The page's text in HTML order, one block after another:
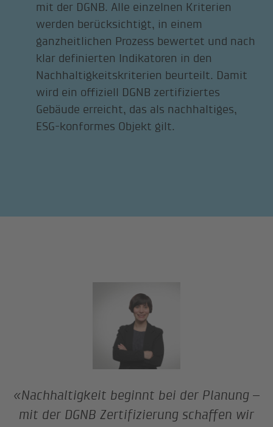
mit der DGNB. Alle einzelnen Kriterien
werden berücksichtigt, in einem
ganzheitlichen Prozess bewertet und nach
klar definierten Indikatoren in den
Nachhaltigkeitskriterien beurteilt. Damit
wird ein offiziell DGNB zertifiziertes
Gebäude erreicht, das als nachhaltiges,
ESG-konformes Objekt gilt.
«Nachhaltigkeit beginnt bei der Planung –
mit der DGNB Zertifizierung schaffen wir